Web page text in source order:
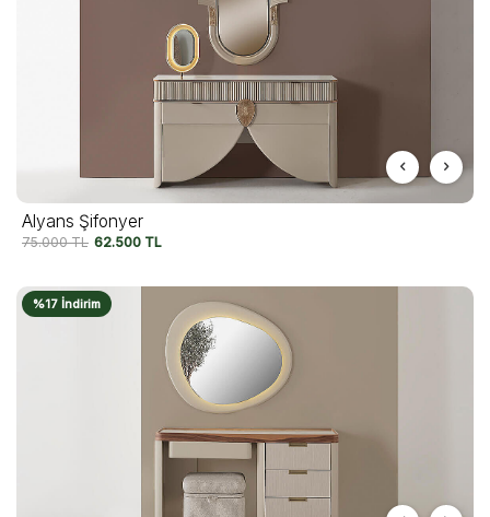
Alyans Şifonyer
75.000TL 62.500 TL
%17 İndirim